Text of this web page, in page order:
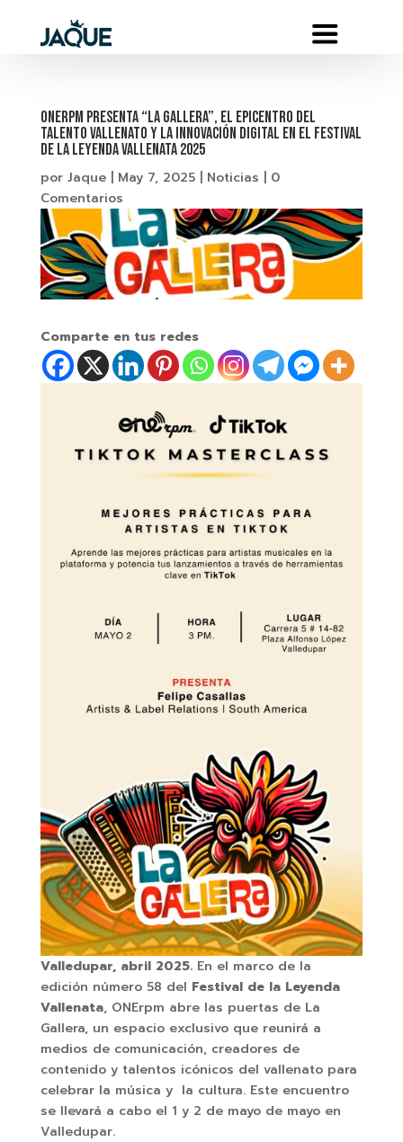
ONErpm presenta “La Gallera”, el epicentro del
talento vallenato y la innovación digital en el Festival
de la Leyenda Vallenata 2025
por Jaque| May 7, 2025| Noticias
0
Comentarios
Comparte en tus redes
Valledupar, abril 2025. En el marco de la
edición número 58 del Festival de la Leyenda
Vallenata, ONErpm abre las puertas de La
Gallera, un espacio exclusivo que reunirá a
medios de comunicación, creadores de
contenido y talentos icónicos del vallenato para
celebrar la música y la cultura. Este encuentro
se llevará a cabo el 1 y 2 de mayo de mayo en
Valledupar.